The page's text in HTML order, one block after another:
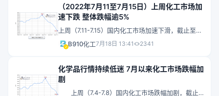
（2022年7月11至7月15日）上周化工市场加
速下跌 整体跌幅逾5%
上周（7.11-7.15）国内化工市场加速下滑，截止至7
月15日，化工在线发布的中国化工产品价格指数
（CCPI）收于5192点，跌幅为5.4%。
B910化工7月18日 13:41 2341
化学品行情持续低迷 7月以来化工市场跌幅加
剧
上周（7.4-7.8）国内化工市场跌幅加剧，截止